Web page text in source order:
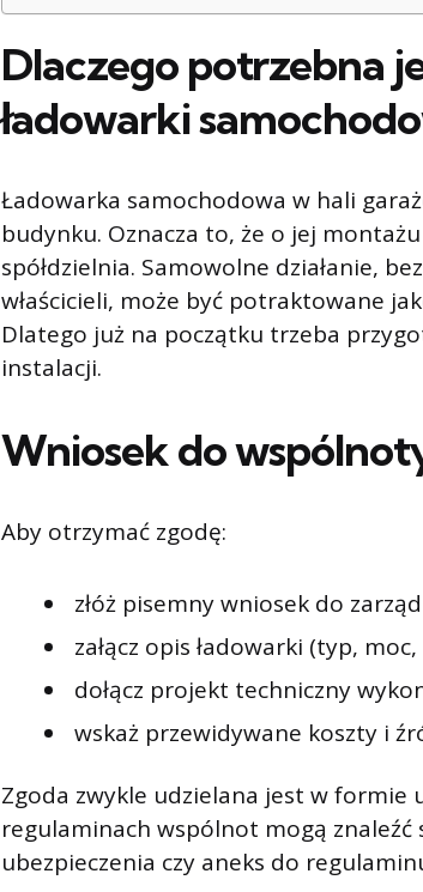
Dlaczego potrzebna
ładowarki
Ładowarka samochodowa w hali
budynku. Oznacza to, że o jej
spółdzielnia. Samowolne działanie,
właścicieli, może być potraktowane
Dlatego już na początku trzeba
instalacji.
Wniosek do
Aby otrzymać zgodę:
złóż pisemny wniosek do
załącz opis ładowarki (typ,
dołącz projekt techniczny
wskaż przewidywane koszty i
Zgoda zwykle udzielana jest w formie
regulaminach wspólnot mogą
ubezpieczenia czy aneks do